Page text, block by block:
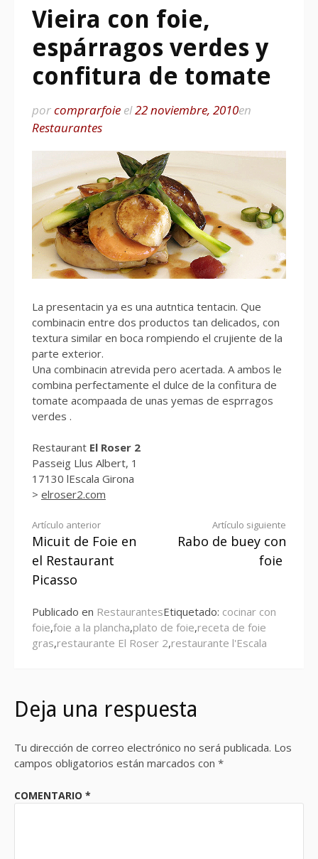
Vieira con foie,
espárragos verdes y
confitura de tomate
porcomprarfoie el22 noviembre, 2010en
Restaurantes
La presentacin ya es una autntica tentacin. Que
combinacin entre dos productos tan delicados, con
textura similar en boca rompiendo el crujiente de la
parte exterior.
Una combinacin atrevida pero acertada. A ambos le
combina perfectamente el dulce de la confitura de
tomate acompaada de unas yemas de esprragos
verdes .
Restaurant El Roser 2
Passeig Llus Albert, 1
17130 lEscala Girona
> elroser2.com
Seguir
leyendo
Artículo anterior
Micuit de Foie en
el Restaurant
Picasso
Artículo siguiente
Rabo de buey con
foie
Publicado en RestaurantesEtiquetado: cocinar con
foie,foie a la plancha,plato de foie,receta de foie
gras,restaurante El Roser 2,restaurante l'Escala
Deja una respuesta
Tu dirección de correo electrónico no será publicada. Los
campos obligatorios están marcados con *
COMENTARIO *